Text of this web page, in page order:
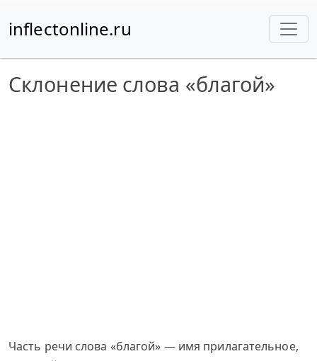
inflectonline.ru
Склонение слова «благой»
Часть речи слова «благой» — имя прилагательное,